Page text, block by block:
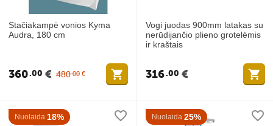
Stačiakampė vonios Kyma
Audra, 180 cm
480 00 €
360 00 €
Vogi juodas 900mm latakas su
nerūdijančio plieno grotelėmis
ir kraštais
316 00 €
Nuolaida 18% Nuolaida 25%